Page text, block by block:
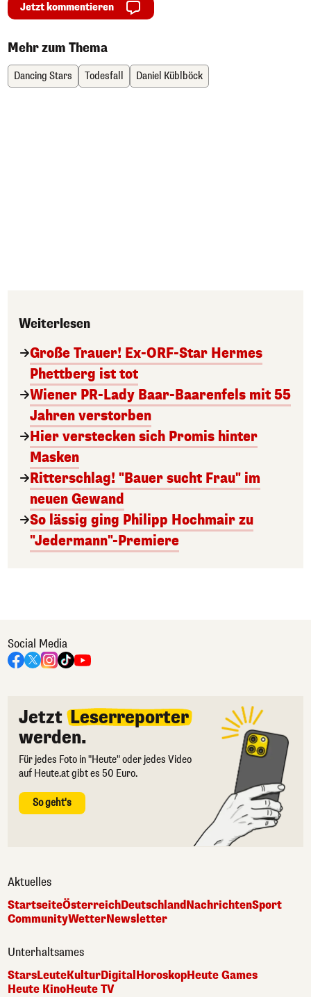
Jetzt kommentieren
Mehr zum Thema
Dancing Stars Todesfall Daniel Küblböck
Weiterlesen
Große Trauer! Ex-ORF-Star Hermes
Phettberg ist tot
Wiener PR-Lady Baar-Baarenfels mit 55
Jahren verstorben
Hier verstecken sich Promis hinter
Masken
Ritterschlag! "Bauer sucht Frau" im
neuen Gewand
So lässig ging Philipp Hochmair zu
"Jedermann"-Premiere
Social Media
Jetzt Leserreporter
werden.
Für jedes Foto in "Heute" oder jedes Video
auf Heute.at gibt es 50 Euro.
So geht's
Aktuelles
StartseiteÖsterreichDeutschlandNachrichtenSport
CommunityWetterNewsletter
Unterhaltsames
StarsLeuteKulturDigital HoroskopHeute Games
Heute KinoHeute TV